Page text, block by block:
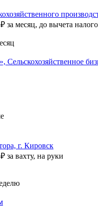
₽ за месяц, до вычета
г. Кировск
₽ за вахту, на руки